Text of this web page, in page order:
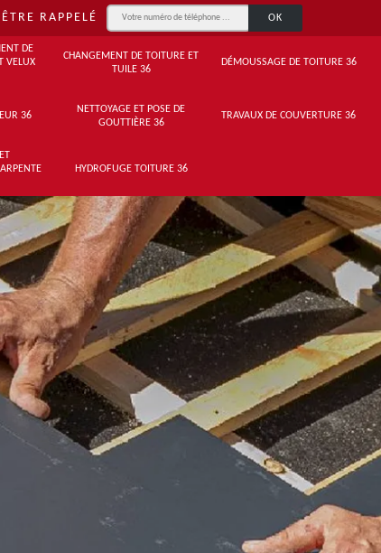
ÊTRE RAPPELÉ
DE
VELUX
CHANGEMENT DE TOITURE ET
TUILE 36
DÉMOUSSAGE DE TOITURE 36
36
NETTOYAGE ET POSE DE
GOUTTIÈRE 36
TRAVAUX DE COUVERTURE 36
HYDROFUGE TOITURE 36